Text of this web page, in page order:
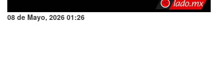
08 de Mayo, 2026 01:26